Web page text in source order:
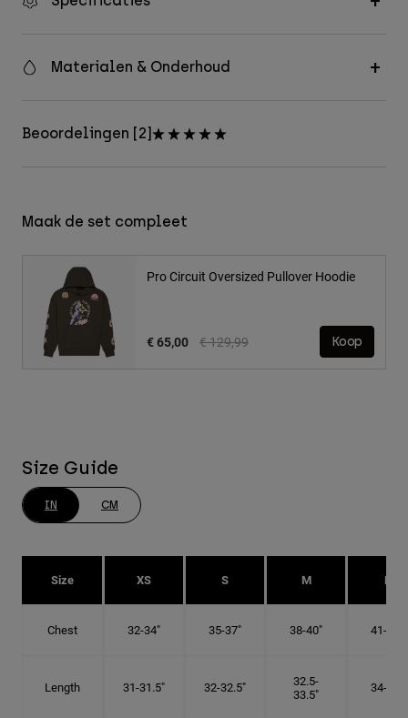
Materialen & Onderhoud
Beoordelingen [2]
Maak de set compleet
Pro Circuit Oversized Pullover Hoodie
Price reduced from
€ 129,99to
€ 65,00 Koop
Size Guide
IN CM
Size XS S M L
Chest 32-34" 35-37" 38-40" 41-43"
Length 31-31.5" 32-32.5"
32.5-
33.5"
34-35"